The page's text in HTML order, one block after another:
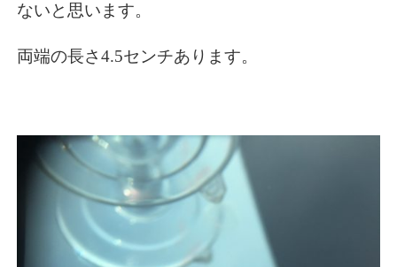
ないと思います。
両端の長さ4.5センチあります。